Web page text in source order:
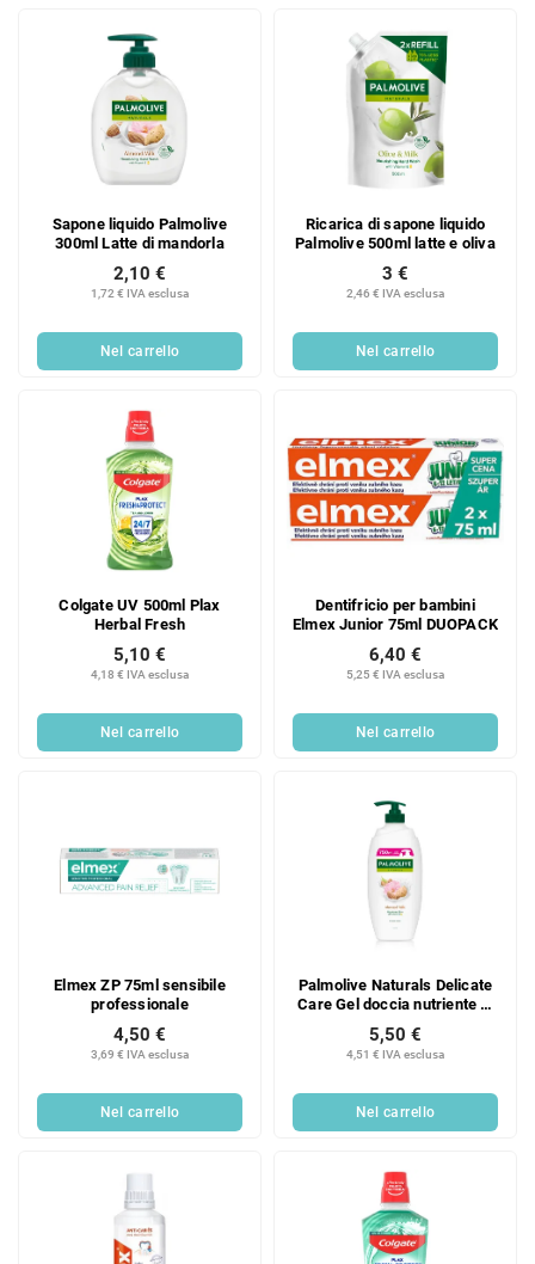
Sapone liquido Palmolive
300ml Latte di mandorla
1,72 € IVA esclusa
2,10 €
Nel carrello
Ricarica di sapone liquido
Palmolive 500ml latte e oliva
2,46 € IVA esclusa
3 €
Nel carrello
Colgate UV 500ml Plax
Herbal Fresh
4,18 € IVA esclusa
5,10 €
Nel carrello
Dentifricio per bambini
Elmex Junior 75ml DUOPACK
5,25 € IVA esclusa
6,40 €
Nel carrello
Elmex ZP 75ml sensibile
professionale
3,69 € IVA esclusa
4,50 €
Nel carrello
Palmolive Naturals Delicate
Care Gel doccia nutriente al
latte di mandorla 750 ml
4,51 € IVA esclusa
5,50 €
Nel carrello